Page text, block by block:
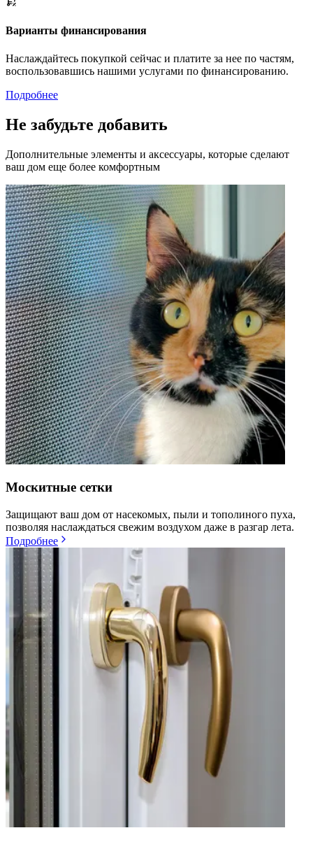
Варианты финансирования
Наслаждайтесь покупкой сейчас и платите за нее по частям,
воспользовавшись нашими услугами по финансированию.
Подробнее
Не забудьте добавить
Дополнительные элементы и аксессуары, которые сделают
ваш дом еще более комфортным
Москитные сетки
Защищают ваш дом от насекомых, пыли и тополиного пуха,
позволяя наслаждаться свежим воздухом даже в разгар лета.
Подробнее